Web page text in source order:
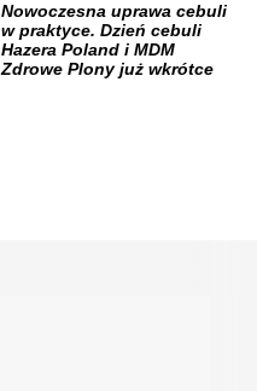
Nowoczesna uprawa cebuli
w praktyce. Dzień cebuli
Hazera Poland i MDM
Zdrowe Plony już wkrótce